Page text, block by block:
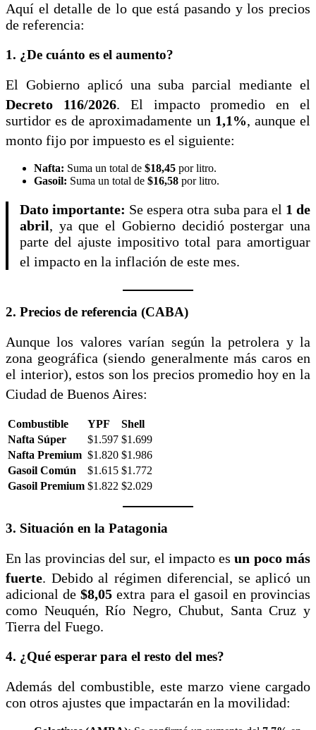
Aquí el detalle de lo que está pasando y los precios
de referencia:
1. ¿De cuánto es el aumento?
El Gobierno aplicó una suba parcial mediante el
Decreto 116/2026. El impacto promedio en el
surtidor es de aproximadamente un 1,1%, aunque el
monto fijo por impuesto es el siguiente:
Nafta: Suma un total de $18,45 por litro.
Gasoil: Suma un total de $16,58 por litro.
Dato importante: Se espera otra suba para el 1 de
abril, ya que el Gobierno decidió postergar una
parte del ajuste impositivo total para amortiguar
el impacto en la inflación de este mes.
2. Precios de referencia (CABA)
Aunque los valores varían según la petrolera y la
zona geográfica (siendo generalmente más caros en
el interior), estos son los precios promedio hoy en la
Ciudad de Buenos Aires:
Combustible YPF
Shell
Nafta Súper
$1.597 $1.699
Nafta Premium $1.820 $1.986
Gasoil Común
$1.615 $1.772
Gasoil Premium $1.822 $2.029
3. Situación en la Patagonia
En las provincias del sur, el impacto esun poco más
fuerte. Debido al régimen diferencial, se aplicó un
adicional de$8,05 extra para el gasoil en provincias
como Neuquén, Río Negro, Chubut, Santa Cruz y
Tierra del Fuego.
4. ¿Qué esperar para el resto del mes?
Además del combustible, este marzo viene cargado
con otros ajustes que impactarán en la movilidad: